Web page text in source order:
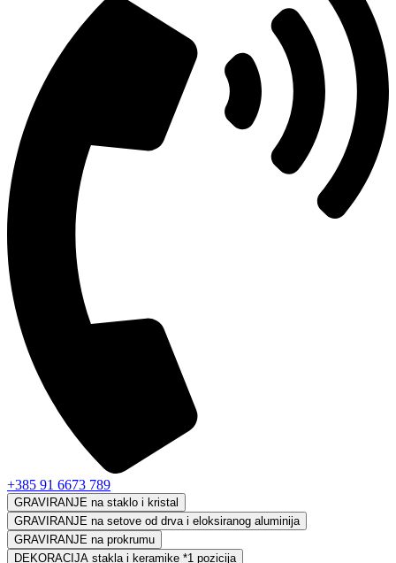
+385 91 6673 789
GRAVIRANJE na staklo i kristal
GRAVIRANJE na setove od drva i eloksiranog aluminija
GRAVIRANJE na prokrumu
DEKORACIJA stakla i keramike *1 pozicija